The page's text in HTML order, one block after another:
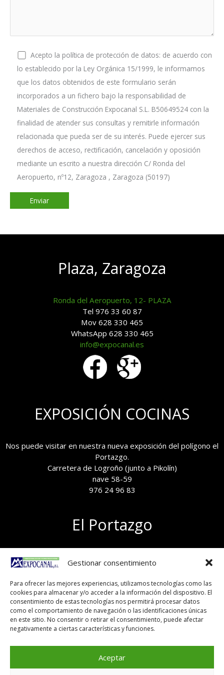
Gestionar consentimiento
Para ofrecer las mejores experiencias, utilizamos tecnologías como las
cookies para almacenar y/o acceder a la información del dispositivo. El
consentimiento de estas tecnologías nos permitirá procesar datos
como el comportamiento de navegación o las identificaciones únicas
en este sitio. No consentir o retirar el consentimiento, puede afectar
negativamente a ciertas características y funciones.
Aceptar
Acepto la política de protección de datos: de acuerdo con
lo establecido por la Ley Orgánica 15/1999, le informamos
que los datos obtenidos de este formulario serán
incorporados a un fichero bajo la responsabilidad de
Materiales de Construcción Expocanal S.L. B50649524 con la
finalidad de atender sus consultas y remitirle información
relacionada que pueda ser de su interés. Puede ejercer sus
derechos de acceso, rectificación, cancelación y oposición
mediante un escrito a nuestra dirección C/ Ronda del
Aeropuerto, nº12, Zaragoza , Zaragoza (50197)
Plaza, Zaragoza
Ronda del Aeropuerto, 12- PLAZA
Tel 976 33 60 87
Mov 628 330 465
WhatsApp 628 330 465
info@expocanal.es
EXPOSICIÓN COCINAS
Nos puede visitar en nuestra nueva exposición del polígono el
Portazgo.
Carretera de Logroño (junto a Pikolín)
nave 58-59
976 24 96 83
El Portazgo
Polígono el Portazgo, nave 59
50011 Zaragoza
Tel 976 24 96 83
exposicion@expocanal.es
Aviso Legal
Política de cookies